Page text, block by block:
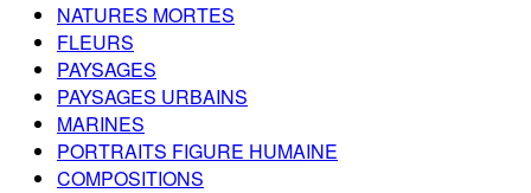
NATURES MORTES
FLEURS
PAYSAGES
PAYSAGES URBAINS
MARINES
PORTRAITS FIGURE HUMAINE
COMPOSITIONS